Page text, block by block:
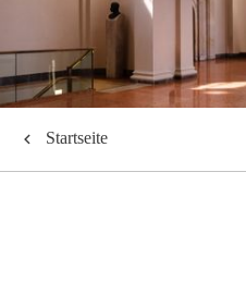
Startseite